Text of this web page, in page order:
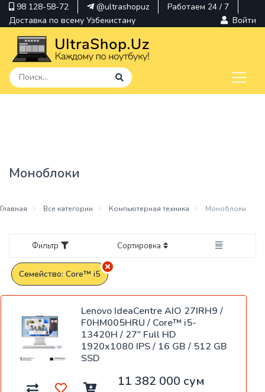
98 128-58-72 @ultrashopuz
Работаем 24 / 7
Доставка по всему Узбекистану
Войти
Hp
Моноблоки
Главная Все категории Компьютерная техника Моноблоки
Фильтр Сортировка
Семейство: Core™ i5
Lenovo IdeaCentre AIO 27IRH9 /
F0HM005HRU / Core™ i5-
13420H / 27" Full HD
1920x1080 IPS / 16 GB / 512 GB
SSD
11 382 000 сум